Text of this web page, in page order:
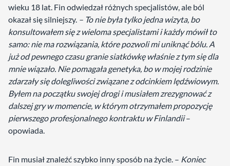
wieku 18 lat. Fin odwiedzał różnych specjalistów, ale ból
okazał się silniejszy. – To nie była tylko jedna wizyta, bo
konsultowałem się z wieloma specjalistami i każdy mówił to
samo: nie ma rozwiązania, które pozwoli mi uniknąć bólu. A
już od pewnego czasu granie siatkówkę właśnie z tym się dla
mnie wiązało. Nie pomagała genetyka, bo w mojej rodzinie
zdarzały się dolegliwości związane z odcinkiem lędźwiowym.
Byłem na początku swojej drogi i musiałem zrezygnować z
dalszej gry w momencie, w którym otrzymałem propozycję
pierwszego profesjonalnego kontraktu w Finlandii–
opowiada.
Fin musiał znaleźć szybko inny sposób na życie. – Koniec